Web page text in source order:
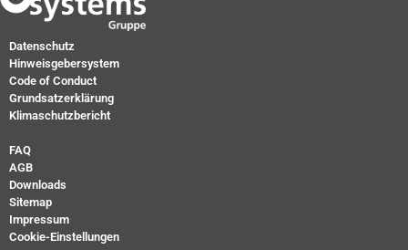
Datenschutz
Hinweisgebersystem
Code of Conduct
Grundsatzerklärung
Klimaschutzbericht
FAQ
AGB
Downloads
Sitemap
Impressum
Cookie-Einstellungen